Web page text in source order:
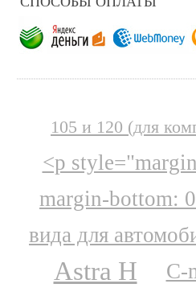
105 и 120 (для
<p
margin-bottom:
вида для
Astra H C-